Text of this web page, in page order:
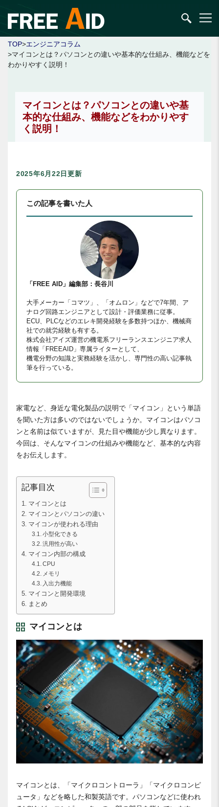
TOP>エンジニアコラム
>マイコンとは？パソコンとの違いや基本的な仕組み、機能などを
わかりやすく説明！
マイコンとは？パソコンとの違いや基
本的な仕組み、機能などをわかりやす
く説明！
2025年6月22日更新
この記事を書いた人
「FREE AID」編集部：長谷川
大手メーカー「コマツ」、「オムロン」などで7年間、ア
ナログ回路エンジニアとして設計・評価業務に従事。
ECU、PLCなどのエレキ開発経験を多数持つほか、機械商
社での就労経験も有する。
株式会社アイズ運営の機電系フリーランスエンジニア求人
情報「FREEAID」専属ライターとして、
機電分野の知識と実務経験を活かし、専門性の高い記事執
筆を行っている。
家電など、身近な電化製品の説明で「マイコン」という単語
を聞いた方は多いのではないでしょうか。マイコンはパソコ
ンと名前は似ていますが、見た目や機能が少し異なります。
今回は、そんなマイコンの仕組みや機能など、基本的な内容
をお伝えします。
記事目次
マイコンとは
マイコンとパソコンの違い
マイコンが使われる理由
小型化できる
汎用性が高い
マイコン内部の構成
CPU
メモリ
入出力機能
マイコンと開発環境
まとめ
マイコンとは
マイコンとは、「マイクロコントローラ」「マイクロコンピ
ュータ」などを略した和製英語です。パソコンなどに使われ